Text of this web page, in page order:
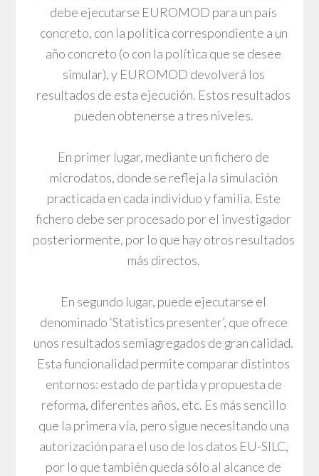
debe ejecutarse EUROMOD para un país
concreto, con la política correspondiente a un
año concreto (o con la política que se desee
simular), y EUROMOD devolverá los
resultados de esta ejecución. Estos resultados
pueden obtenerse a tres niveles.
En primer lugar, mediante un fichero de
microdatos, donde se refleja la simulación
practicada en cada individuo y familia. Este
fichero debe ser procesado por el investigador
posteriormente, por lo que hay otros resultados
más directos.
En segundo lugar, puede ejecutarse el
denominado ‘Statistics presenter’, que ofrece
unos resultados semiagregados de gran calidad.
Esta funcionalidad permite comparar distintos
entornos: estado de partida y propuesta de
reforma, diferentes años, etc. Es más sencillo
que la primera vía, pero sigue necesitando una
autorización para el uso de los datos EU-SILC,
por lo que también queda sólo al alcance de